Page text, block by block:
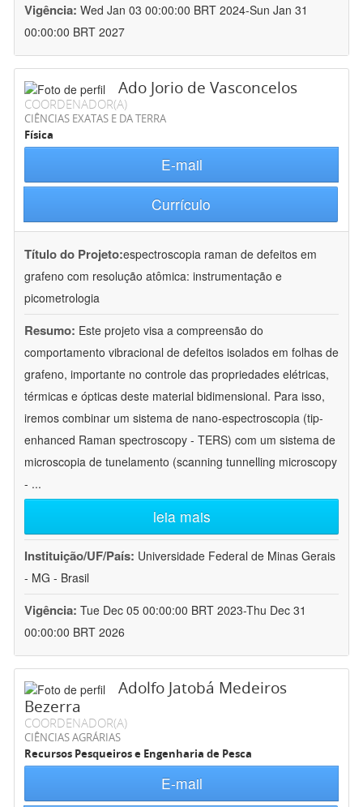
Vigência: Wed Jan 03 00:00:00 BRT 2024-Sun Jan 31
00:00:00 BRT 2027
Ado Jorio de Vasconcelos
COORDENADOR(A)
CIÊNCIAS EXATAS E DA TERRA
Física
E-mail
Currículo
Título do Projeto:espectroscopia raman de defeitos em
grafeno com resolução atômica: instrumentação e
picometrologia
Resumo: Este projeto visa a compreensão do
comportamento vibracional de defeitos isolados em folhas de
grafeno, importante no controle das propriedades elétricas,
térmicas e ópticas deste material bidimensional. Para isso,
iremos combinar um sistema de nano-espectroscopia (tip-
enhanced Raman spectroscopy - TERS) com um sistema de
microscopia de tunelamento (scanning tunnelling microscopy
- ...
leia mais
Instituição/UF/País: Universidade Federal de Minas Gerais
- MG - Brasil
Vigência: Tue Dec 05 00:00:00 BRT 2023-Thu Dec 31
00:00:00 BRT 2026
Adolfo Jatobá Medeiros
Bezerra
COORDENADOR(A)
CIÊNCIAS AGRÁRIAS
Recursos Pesqueiros e Engenharia de Pesca
E-mail